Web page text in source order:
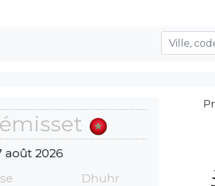
août 2026
Dhuhr